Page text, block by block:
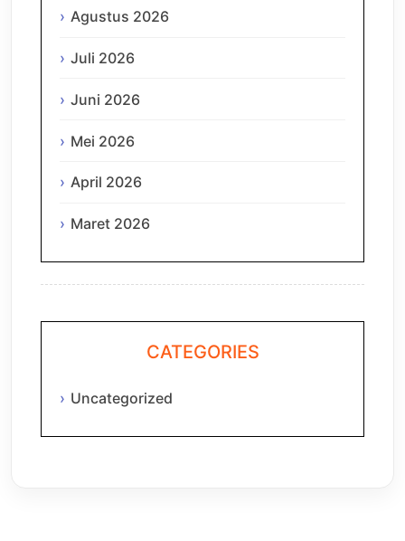
Agustus 2026
Juli 2026
Juni 2026
Mei 2026
April 2026
Maret 2026
CATEGORIES
Uncategorized